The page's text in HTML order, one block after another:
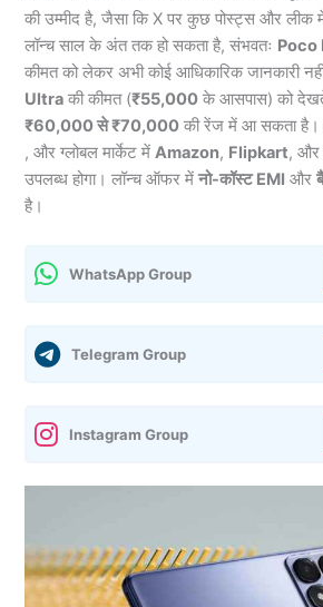
की उम्मीद है, जैसा कि X पर कुछ पोस्ट्स और लीक में
लॉन्च साल के अंत तक हो सकता है, संभवतः Poco
कीमत को लेकर अभी कोई आधिकारिक जानकारी
Ultra की कीमत (₹55,000 के आसपास) को
₹60,000 से ₹70,000 की रेंज में आ सकता
, और ग्लोबल मार्केट मेंAmazon, Flipkart, और
उपलब्ध होगा। लॉन्च ऑफर मेंनो-कॉस्ट EMI और
है।
WhatsApp Group
Telegram Group
Instagram Group